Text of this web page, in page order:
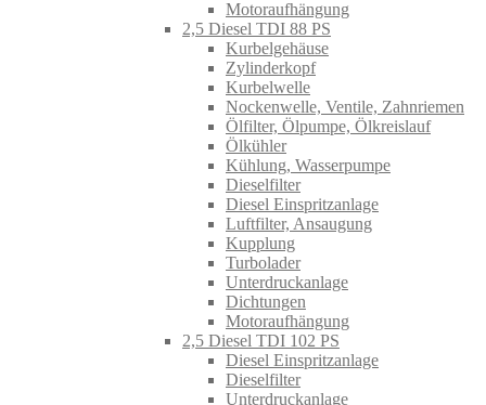
Motoraufhängung
2,5 Diesel TDI 88 PS
Kurbelgehäuse
Zylinderkopf
Kurbelwelle
Nockenwelle, Ventile, Zahnriemen
Ölfilter, Ölpumpe, Ölkreislauf
Ölkühler
Kühlung, Wasserpumpe
Dieselfilter
Diesel Einspritzanlage
Luftfilter, Ansaugung
Kupplung
Turbolader
Unterdruckanlage
Dichtungen
Motoraufhängung
2,5 Diesel TDI 102 PS
Diesel Einspritzanlage
Dieselfilter
Unterdruckanlage